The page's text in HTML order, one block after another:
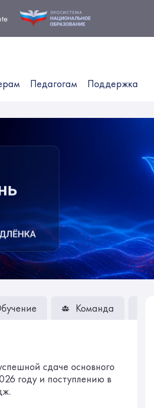
Педагогам Поддержка
Команда
сдаче основного
году и поступлению в